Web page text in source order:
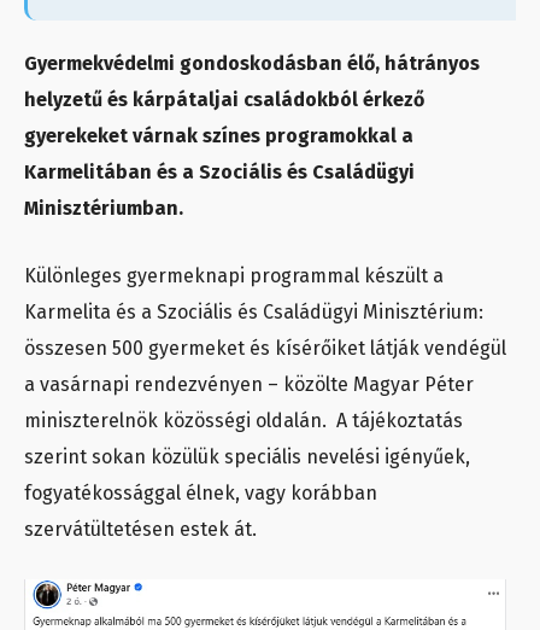
Gyermekvédelmi gondoskodásban élő, hátrányos
helyzetű és kárpátaljai családokból érkező
gyerekeket várnak színes programokkal a
Karmelitában és a Szociális és Családügyi
Minisztériumban.
Különleges gyermeknapi programmal készült a
Karmelita és a Szociális és Családügyi Minisztérium:
összesen 500 gyermeket és kísérőiket látják vendégül
a vasárnapi rendezvényen – közölte Magyar Péter
miniszterelnök közösségi oldalán. A tájékoztatás
szerint sokan közülük speciális nevelési igényűek,
fogyatékossággal élnek, vagy korábban
szervátültetésen estek át.